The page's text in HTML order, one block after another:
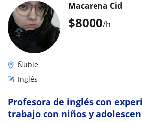
$8000/h
Macarena Cid
Ñuble
Inglés
Profesora de inglés con
trabajo con niños y